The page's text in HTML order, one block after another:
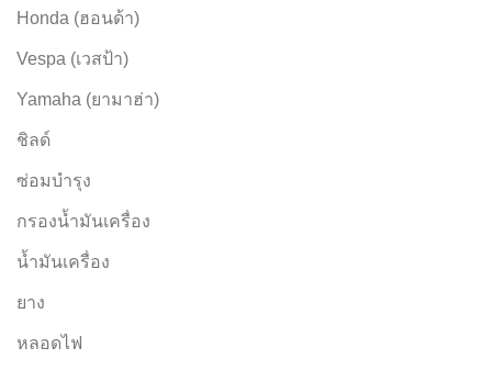
Honda (ฮอนด้า)
Vespa (เวสป้า)
Yamaha (ยามาฮ่า)
ชิลด์
ซ่อมบำรุง
กรองน้ำมันเครื่อง
น้ำมันเครื่อง
ยาง
หลอดไฟ